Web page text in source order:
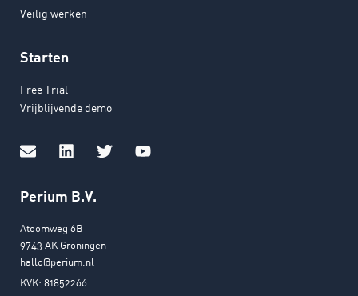
Veilig werken
Starten
Free Trial
Vrijblijvende demo
Perium B.V.
Atoomweg 6B
9743 AK Groningen
hallo@perium.nl
KVK: 81852266